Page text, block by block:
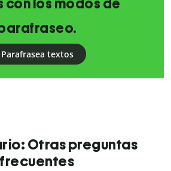
con los modos de
Parafrasea textos
Otras preguntas
frecuentes